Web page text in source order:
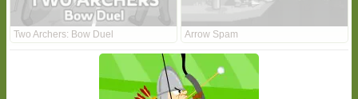
Two Archers: Bow Duel Arrow Spam